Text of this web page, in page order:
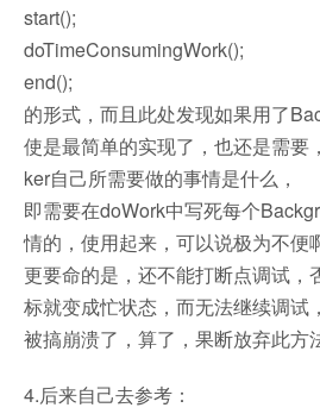
start();
doTimeConsumingWork();
end();
的形式，而且此处发现如果用了
使是最简单的实现了，也还是需要
ker自己所需要做的事情是什么，
即需要在doWork中写死每个
情的，使用起来，可以说极为不便
更要命的是，还不能打断点调试，
标就变成忙状态，而无法继续调试
被搞崩溃了，算了，果断放弃此方
4.后来自己去参考：